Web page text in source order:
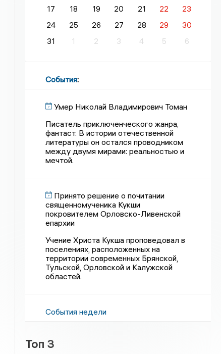
17
18 19 20 21 22
23
24
25 26 27 28 29
30
31
1 2 3 4 5 6
События:
Умер Николай Владимирович Томан
Писатель приключенческого жанра,
фантаст. В истории отечественной
литературы он остался проводником
между двумя мирами: реальностью и
мечтой.
Принято решение о почитании
священномученика Кукши
покровителем Орловско-Ливенской
епархии
Учение Христа Кукша проповедовал в
поселениях, расположенных на
территории современных Брянской,
Тульской, Орловской и Калужской
областей.
События недели
Топ 3